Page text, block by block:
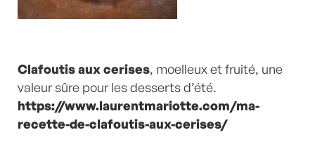
Clafoutis aux cerises, moelleux et fruité, une
valeur sûre pour les desserts d’été.
https://www.laurentmariotte.com/ma-
recette-de-clafoutis-aux-cerises/